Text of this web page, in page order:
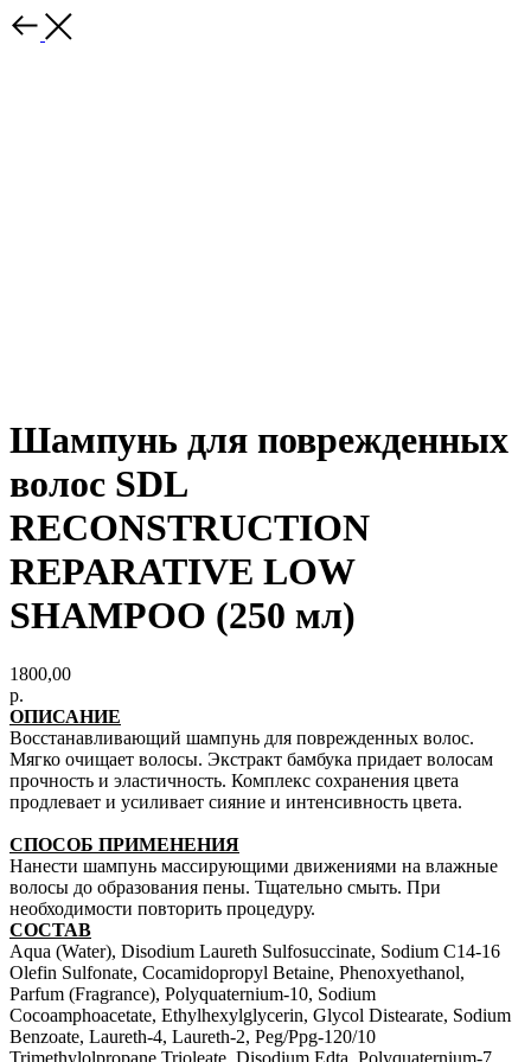
Шампунь для поврежденных
волос SDL
RECONSTRUCTION
REPARATIVE LOW
SHAMPOO (250 мл)
1800,00
р.
ОПИСАНИЕ
Восстанавливающий шампунь для поврежденных волос.
Mягко очищает волосы. Экстракт бамбука придает волосам
прочность и эластичность. Комплекс сохранения цвета
продлевает и усиливает сияние и интенсивность цвета.
СПОСОБ ПРИМЕНЕНИЯ
Нанести шампунь массирующими движениями на влажные
волосы до образования пены. Тщательно смыть. При
необходимости повторить процедуру.
СОСТАВ
Aqua (Water), Disodium Laureth Sulfosuccinate, Sodium C14-16
Olefin Sulfonate, Cocamidopropyl Betaine, Phenoxyethanol,
Parfum (Fragrance), Polyquaternium-10, Sodium
Cocoamphoacetate, Ethylhexylglycerin, Glycol Distearate, Sodium
Benzoate, Laureth-4, Laureth-2, Peg/Ppg-120/10
Trimethylolpropane Trioleate, Disodium Edta, Polyquaternium-7,